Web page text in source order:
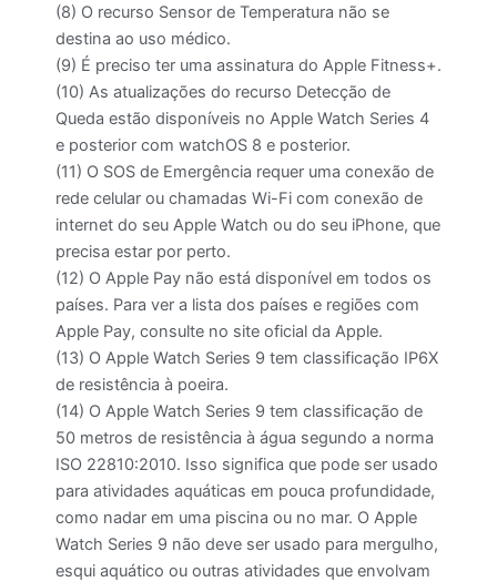
(8) O recurso Sensor de Temperatura não se
destina ao uso médico.
(9) É preciso ter uma assinatura do Apple Fitness+.
(10) As atualizações do recurso Detecção de
Queda estão disponíveis no Apple Watch Series 4
e posterior com watchOS 8 e posterior.
(11) O SOS de Emergência requer uma conexão de
rede celular ou chamadas Wi-Fi com conexão de
internet do seu Apple Watch ou do seu iPhone, que
precisa estar por perto.
(12) O Apple Pay não está disponível em todos os
países. Para ver a lista dos países e regiões com
Apple Pay, consulte no site oficial da Apple.
(13) O Apple Watch Series 9 tem classificação IP6X
de resistência à poeira.
(14) O Apple Watch Series 9 tem classificação de
50 metros de resistência à água segundo a norma
ISO 22810:2010. Isso significa que pode ser usado
para atividades aquáticas em pouca profundidade,
como nadar em uma piscina ou no mar. O Apple
Watch Series 9 não deve ser usado para mergulho,
esqui aquático ou outras atividades que envolvam